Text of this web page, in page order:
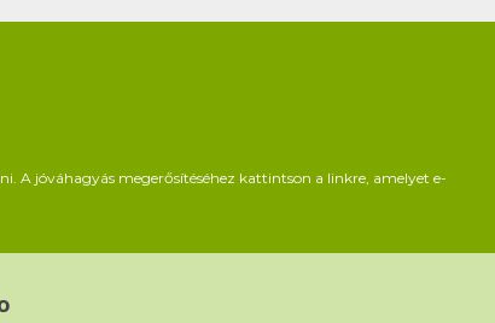
A jóváhagyás megerősítéséhez kattintson a linkre, amelyet e-